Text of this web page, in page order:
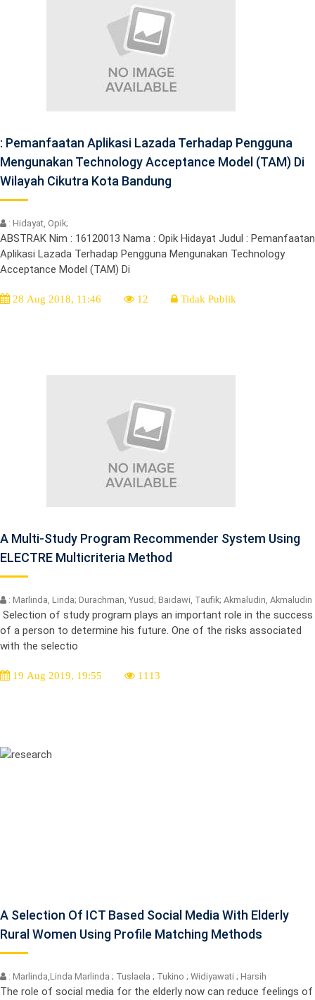
: Pemanfaatan Aplikasi Lazada Terhadap Pengguna
Mengunakan Technology Acceptance Model (TAM) Di
Wilayah Cikutra Kota Bandung
: Hidayat, Opik;
ABSTRAK Nim : 16120013 Nama : Opik Hidayat Judul : Pemanfaatan
Aplikasi Lazada Terhadap Pengguna Mengunakan Technology
Acceptance Model (TAM) Di
28 Aug 2018, 11:46 12 Tidak Publik
A Multi-Study Program Recommender System Using
ELECTRE Multicriteria Method
: Marlinda, Linda; Durachman, Yusud; Baidawi, Taufik; Akmaludin, Akmaludin
Selection of study program plays an important role in the success
of a person to determine his future. One of the risks associated
with the selectio
19 Aug 2019, 19:55 1113
A Selection Of ICT Based Social Media With Elderly
Rural Women Using Profile Matching Methods
: Marlinda,Linda Marlinda ; Tuslaela ; Tukino ; Widiyawati ; Harsih
The role of social media for the elderly now can reduce feelings of